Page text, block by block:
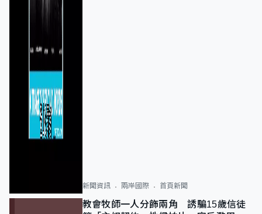
新聞資訊 兩岸國際 首頁新聞
教會牧師一人分飾兩角 誘騙15歲信徒